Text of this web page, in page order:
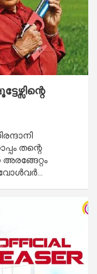
തന്റെ